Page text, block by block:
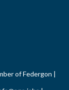
of Federgon |